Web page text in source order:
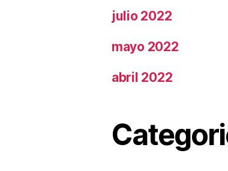
julio 2022
mayo 2022
abril 2022